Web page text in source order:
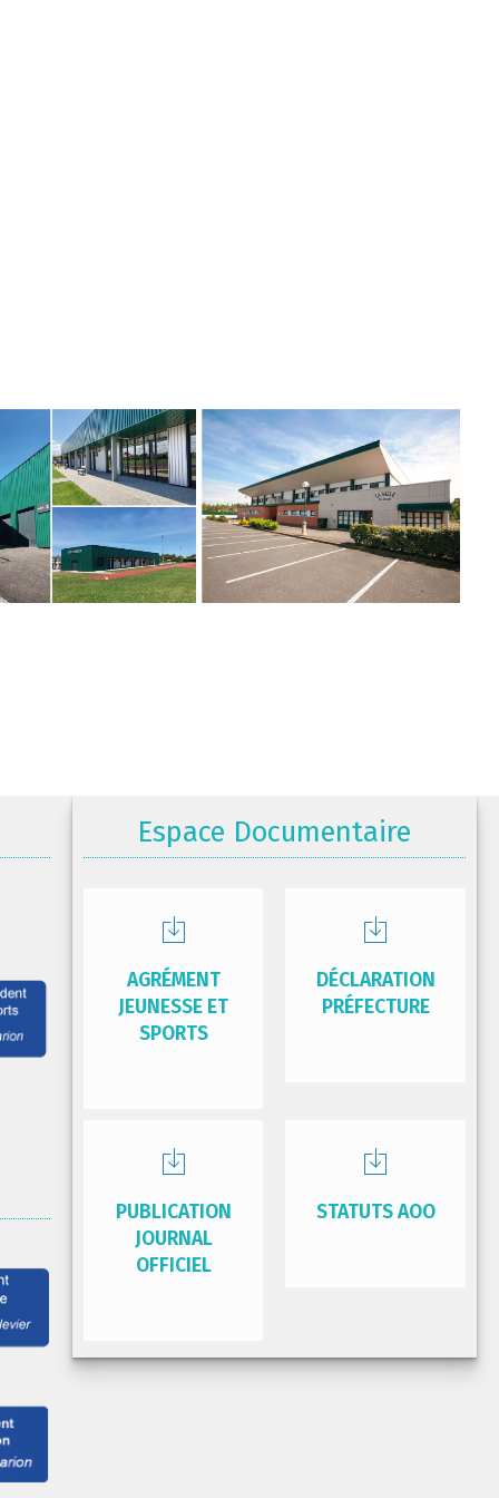
Espace Documentaire
AGRÉMENT
JEUNESSE ET
SPORTS
DÉCLARATION
PRÉFECTURE
PUBLICATION
JOURNAL
OFFICIEL
STATUTS AOO